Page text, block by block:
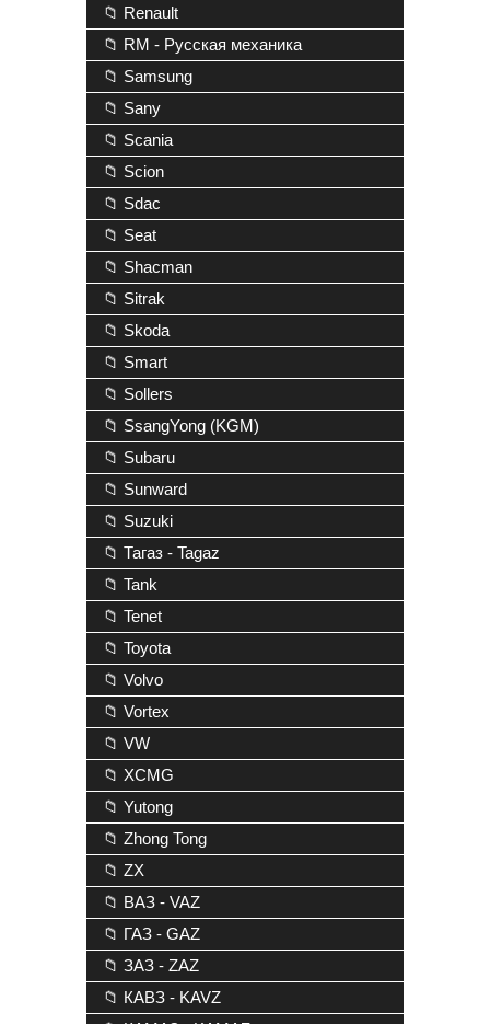
📁 Renault
📁 RM - Русская механика
📁 Samsung
📁 Sany
📁 Scania
📁 Scion
📁 Sdac
📁 Seat
📁 Shacman
📁 Sitrak
📁 Skoda
📁 Smart
📁 Sollers
📁 SsangYong (KGM)
📁 Subaru
📁 Sunward
📁 Suzuki
📁 Тагаз - Tagaz
📁 Tank
📁 Tenet
📁 Toyota
📁 Volvo
📁 Vortex
📁 VW
📁 XCMG
📁 Yutong
📁 Zhong Tong
📁 ZX
📁 ВАЗ - VAZ
📁 ГАЗ - GAZ
📁 ЗАЗ - ZAZ
📁 КАВЗ - KAVZ